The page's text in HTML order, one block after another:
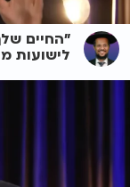
"החיים
לישועות